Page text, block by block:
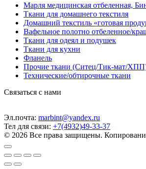
Марля медицинская отбеленная,
Ткани для домашнего текстиля
Домашний текстиль «готовая
Вафельное полотно отбеленное/
Ткани для одеял и подушек
Ткани для кухни
Фланель
Прочие ткани (Ситец/Тик-мат/
Технические/обтирочные ткани
Связаться с нами
Эл.почта: marbint@yandex.ru
Тел для связи: +7(4932)49-33-37
© 2026 Все права защищены.